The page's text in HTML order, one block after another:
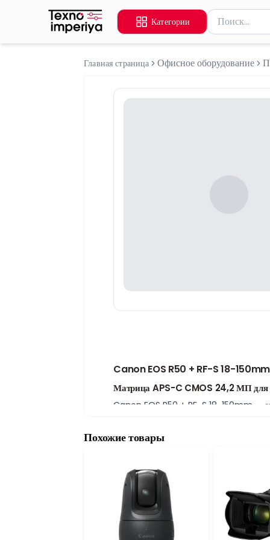
Категории
Поиск товаров
Введите
Главная страница Офисное оборудование
Canon EOS R50 + RF-S 18-150mm
Матрица APS-C CMOS 24,2 МП для
Canon EOS R50 + RF-S 18-150mm —
Видеосъемка UHD 4K 30p
камеру отличным выбором для
Серийная съемка до 15 кадров в
Скорость серийной съемки до 15 кадров
Благодаря высокой скорости съемки
Универсальный объектив RF-S
Похожие товары